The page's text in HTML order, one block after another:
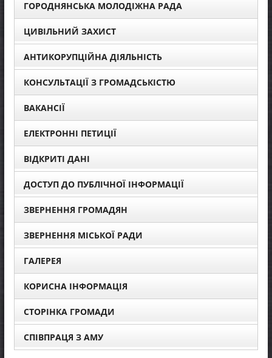
ГОРОДНЯНСЬКА МОЛОДІЖНА РАДА
ЦИВІЛЬНИЙ ЗАХИСТ
АНТИКОРУПЦІЙНА ДІЯЛЬНІСТЬ
КОНСУЛЬТАЦІЇ З ГРОМАДСЬКІСТЮ
ВАКАНСІЇ
ЕЛЕКТРОННІ ПЕТИЦІЇ
ВІДКРИТІ ДАНІ
ДОСТУП ДО ПУБЛІЧНОЇ ІНФОРМАЦІЇ
ЗВЕРНЕННЯ ГРОМАДЯН
ЗВЕРНЕННЯ МІСЬКОЇ РАДИ
ГАЛЕРЕЯ
КОРИСНА ІНФОРМАЦІЯ
СТОРІНКА ГРОМАДИ
СПІВПРАЦЯ З АМУ